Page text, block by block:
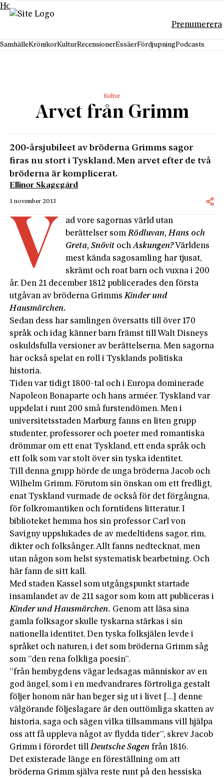
Hoppa till innehåll
Prenumerera
SamhälleKrönikorKulturRecensionerEssäerFördjupningPodcasts
Kultur
Arvet från Grimm
200-årsjubileet av bröderna Grimms sagor
firas nu stort i Tyskland. Men arvet efter de två
bröderna är komplicerat.
Ellinor Skagegård
1 november 2013
V
ad vore sagornas värld utan
berättelser somRödluvan, Hans och
Greta, Snövit ochAskungen?Världens
mest kända sagosamling har tjusat,
skrämt och roat barn och vuxna i 200
år. Den 21 december 1812 publicerades den första
utgåvan av bröderna GrimmsKinder und
Hausmärchen.
Sedan dess har samlingen översatts till över 170
språk och idag känner barn främst till Walt Disneys
oskuldsfulla versioner av berättelserna. Men sagorna
har också spelat en roll i Tysklands politiska
historia.
Tiden var tidigt 1800-tal och i Europa dominerade
Napoleon Bonaparte och hans arméer. Tyskland var
uppdelat i runt 200 små furstendömen. Men i
universitetsstaden Marburg fanns en liten grupp
studenter, professorer och poeter med romantiska
drömmar om ett enat Tyskland, ett enda språk och
ett folk som var stolt över sin tyska identitet.
Till denna grupp hörde de unga bröderna Jacob och
Wilhelm Grimm. Förutom sin önskan om ett fredligt,
enat Tyskland vurmade de också för det förgångna,
för folkromantiken och forntidens litteratur. I
biblioteket hemma hos sin professor Carl von
Savigny uppslukades de av medeltidens sagor, rim,
dikter och folksånger. Allt fanns nedtecknat, men
utan någon som helst systematisk bearbetning. Och
här fann de sitt kall.
Med staden Kassel som utgångspunkt startade
insamlandet av de 211 sagor som kom att publiceras i
Kinder und Hausmärchen. Genom att läsa sina
gamla folksagor skulle tyskarna stärkas i sin
nationella identitet. Den tyska folksjälen levde i
språket och naturen, i det som bröderna Grimm såg
som ”den rena folkliga poesin”.
”från hembygdens vägar ledsagas människor av en
god ängel, som i en medvandrares förtroliga gestalt
följer honom när han beger sig ut i livet […] denne
välgörande följeslagare är den outtömliga skatten av
historia, saga och sägen vilka tillsammans vill hjälpa
oss att få uppleva något av flydda tider”, skrev Jacob
Grimm i förordet tillDeutsche Sagen från 1816.
Det existerade länge en föreställning om att
bröderna Grimm själva reste runt på den hessiska